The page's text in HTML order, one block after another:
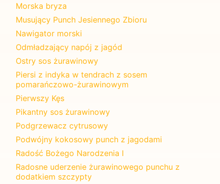
Morska bryza
Musujący Punch Jesiennego Zbioru
Nawigator morski
Odmładzający napój z jagód
Ostry sos żurawinowy
Piersi z indyka w tendrach z sosem
pomarańczowo-żurawinowym
Pierwszy Kęs
Pikantny sos żurawinowy
Podgrzewacz cytrusowy
Podwójny kokosowy punch z jagodami
Radość Bożego Narodzenia I
Radosne uderzenie żurawinowego punchu z
dodatkiem szczypty